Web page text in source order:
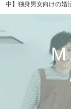
中】独身男女向けの婚